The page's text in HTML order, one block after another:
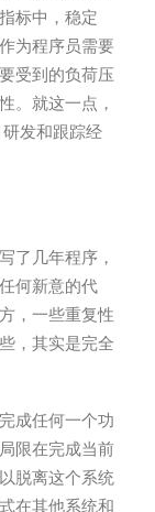
标中，稳定
为程序员需要
受到的负荷压
。就这一点，
发和跟踪经
了几年程序，
何新意的代
，一些重复性
，其实是完全
成任何一个功
限在完成当前
脱离这个系统
在其他系统和